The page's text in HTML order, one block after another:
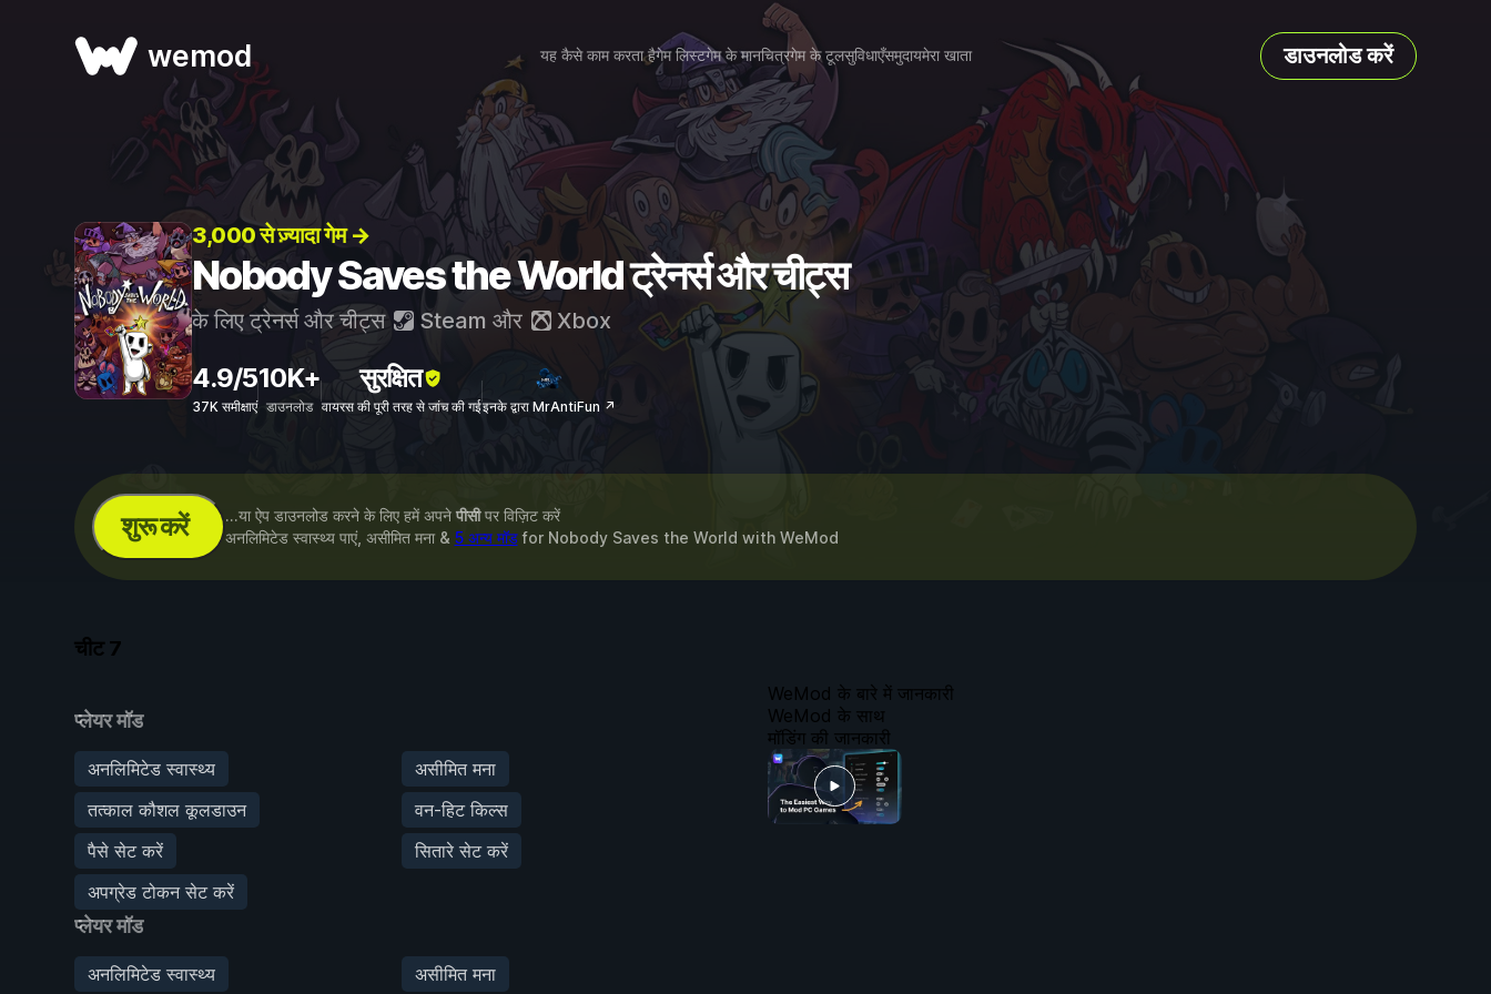
wemod यह कैसे काम करता हैगेम लिस्टगेम के मानचित्रगेम के टूलसुविधाएँसमुदायमेरा खाता डाउनलोड करें
3,000 से ज़्यादा गेम →
Nobody Saves the World ट्रेनर्स और चीट्स
के लिए ट्रेनर्स और चीट्स Steam और Xbox
4.9/5
37K समीक्षाएं
10K+
डाउनलोड
सुरक्षित
वायरस की पूरी तरह से जांच की गईइनके द्वारा MrAntiFun ↗
शुरू करें ...या ऐप डाउनलोड करने के लिए हमें अपने पीसीपर विज़िट करें
अनलिमिटेड स्वास्थ्य पाएं, असीमित मना & 5 अन्य मॉडfor Nobody Saves the World with WeMod
चीट 7
प्लेयर मॉड
अनलिमिटेड स्वास्थ्य
असीमित मना
तत्काल कौशल कूलडाउन
वन-हिट किल्स
पैसे सेट करें
सितारे सेट करें
अपग्रेड टोकन सेट करें
प्लेयर मॉड
अनलिमिटेड स्वास्थ्य
असीमित मना
WeMod के बारे में जानकारी
WeMod के साथ
मॉडिंग की जानकारी